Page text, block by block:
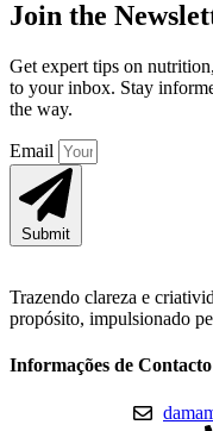
Join the
Get expert tips on
to your inbox. Stay
the way.
Email
Submit
Trazendo clareza e
propósito, impulsionado
Informações de Contacto